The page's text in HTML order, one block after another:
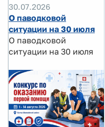
30.07.2026
О паводковой
ситуации на 30 июля
О паводковой
ситуации на 30 июля